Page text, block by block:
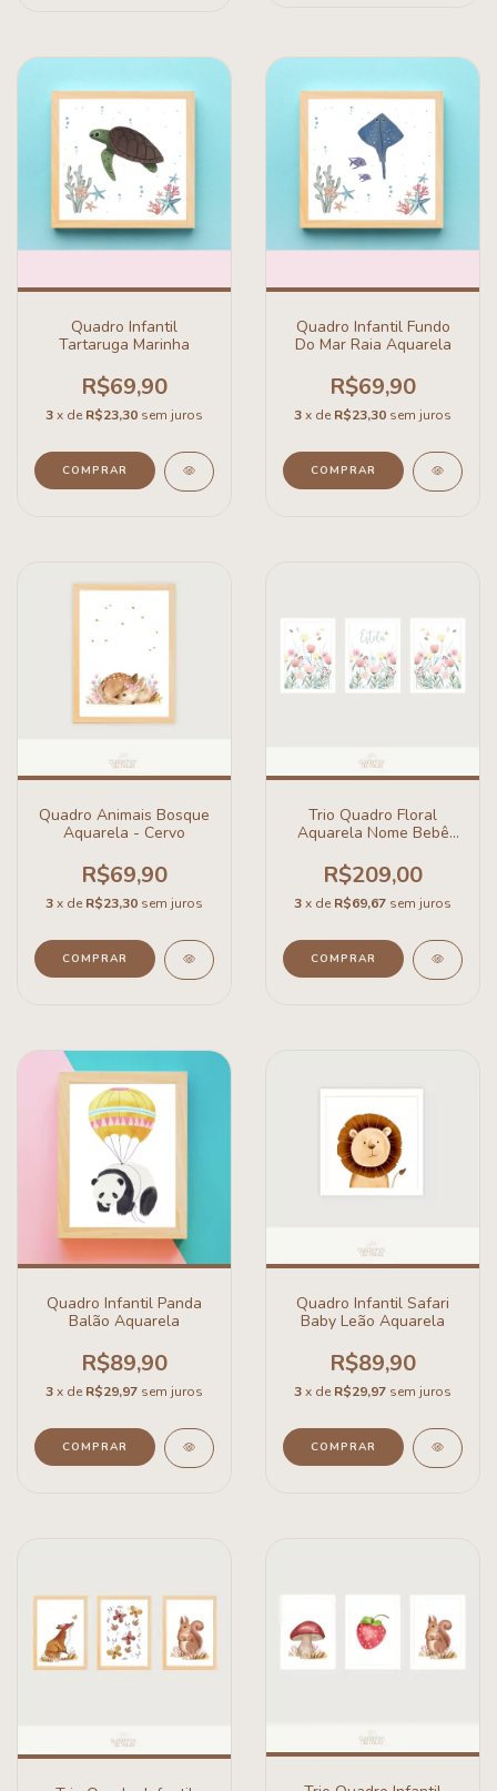
Quadro Infantil
Tartaruga Marinha
R$69,90
3x de R$23,30 sem juros
COMPRAR
Quadro Infantil Fundo
Do Mar Raia Aquarela
R$69,90
3x de R$23,30 sem juros
COMPRAR
Quadro Animais Bosque
Aquarela - Cervo
R$69,90
3x de R$23,30 sem juros
COMPRAR
Trio Quadro Floral
Aquarela Nome Bebê
R$209,00
3x de R$69,67 sem juros
COMPRAR
Quadro Infantil Panda
Balão Aquarela
R$89,90
3x de R$29,97 sem juros
COMPRAR
Quadro Infantil Safari
Baby Leão Aquarela
R$89,90
3x de R$29,97 sem juros
COMPRAR